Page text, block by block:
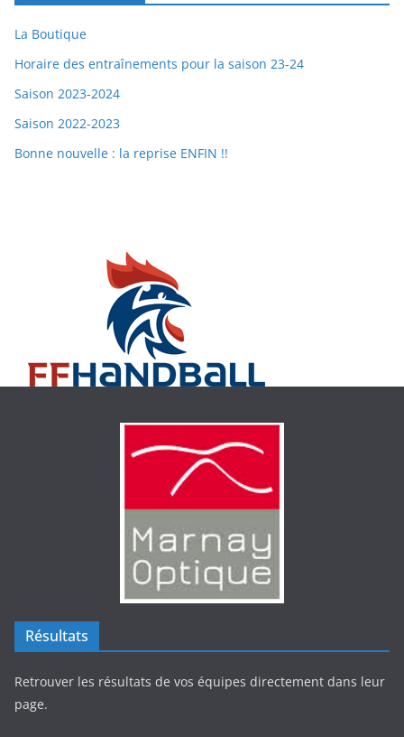
La Boutique
Horaire des entraînements pour la saison 23-24
Saison 2023-2024
Saison 2022-2023
Bonne nouvelle : la reprise ENFIN !!
Résultats
Retrouver les résultats de vos équipes directement dans leur
page.